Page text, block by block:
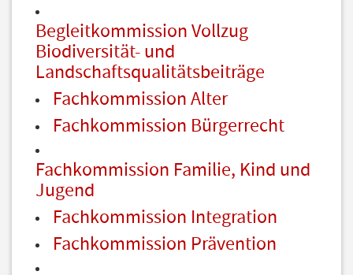
Begleitkommission Vollzug
Biodiversität- und
Landschaftsqualitätsbeiträge
Fachkommission Alter
Fachkommission Bürgerrecht
Fachkommission Familie, Kind und
Jugend
Fachkommission Integration
Fachkommission Prävention